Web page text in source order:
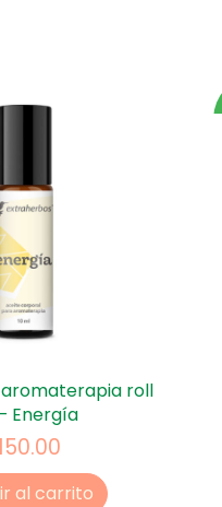
roll
Energía
al carrito